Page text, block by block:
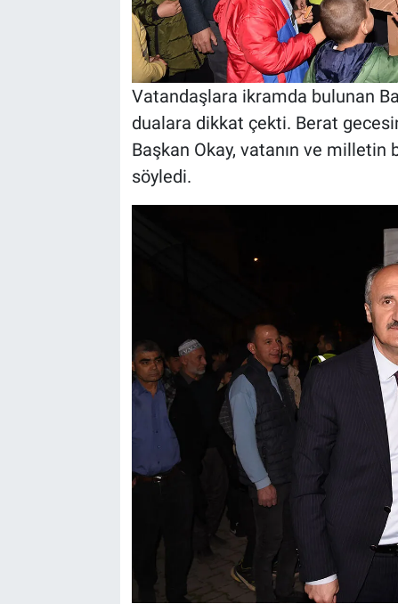
Vatandaşlara ikramda bulunan
dualara dikkat çekti. Berat
Başkan Okay, vatanın ve
söyledi.